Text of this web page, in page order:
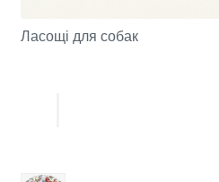
Ласощі для собак